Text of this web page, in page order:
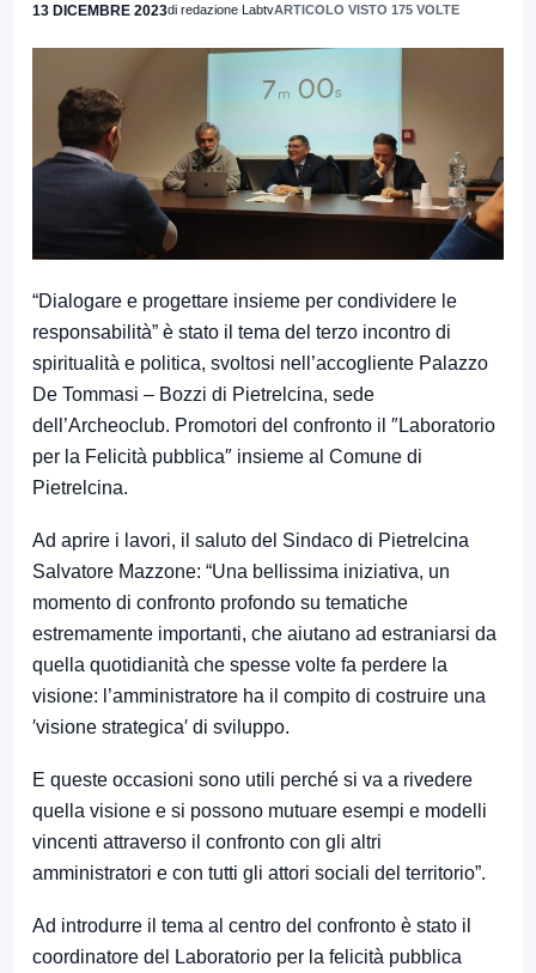
13 DICEMBRE 2023di redazione LabtvARTICOLO VISTO 175 VOLTE
“Dialogare e progettare insieme per condividere le
responsabilità” è stato il tema del terzo incontro di
spiritualità e politica, svoltosi nell’accogliente Palazzo
De Tommasi – Bozzi di Pietrelcina, sede
dell’Archeoclub. Promotori del confronto il ″Laboratorio
per la Felicità pubblica″ insieme al Comune di
Pietrelcina.
Ad aprire i lavori, il saluto del Sindaco di Pietrelcina
Salvatore Mazzone: “Una bellissima iniziativa, un
momento di confronto profondo su tematiche
estremamente importanti, che aiutano ad estraniarsi da
quella quotidianità che spesse volte fa perdere la
visione: l’amministratore ha il compito di costruire una
′visione strategica′ di sviluppo.
E queste occasioni sono utili perché si va a rivedere
quella visione e si possono mutuare esempi e modelli
vincenti attraverso il confronto con gli altri
amministratori e con tutti gli attori sociali del territorio”.
Ad introdurre il tema al centro del confronto è stato il
coordinatore del Laboratorio per la felicità pubblica